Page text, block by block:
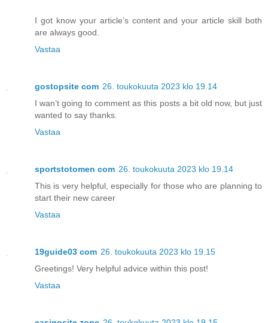
I got know your article’s content and your article skill both
are always good.
Vastaa
gostopsite com 26. toukokuuta 2023 klo 19.14
I wan’t going to comment as this posts a bit old now, but just
wanted to say thanks.
Vastaa
sportstotomen com 26. toukokuuta 2023 klo 19.14
This is very helpful, especially for those who are planning to
start their new career
Vastaa
19guide03 com 26. toukokuuta 2023 klo 19.15
Greetings! Very helpful advice within this post!
Vastaa